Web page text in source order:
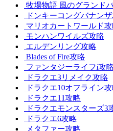
牧場物語 風のグランド
ドンキーコングバナン
マリオカートワールド攻
モンハンワイルズ攻略
エルデンリング攻略
Blades of Fire攻略
ファンタジーライフi攻略
ドラクエ3リメイク攻略
ドラクエ10オフライン
ドラクエ11攻略
ドラクエモンスターズ3
ドラクエ6攻略
メタファー攻略